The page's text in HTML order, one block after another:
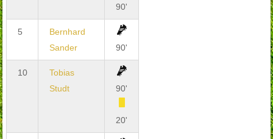
90'
5
Bernhard
Sander
90'
10
Tobias
Studt
90'
20'